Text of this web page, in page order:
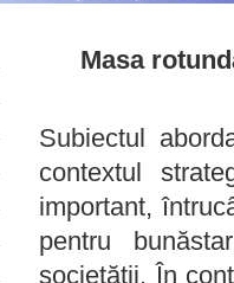
Masa
Subiectul
contextul
important,
pentru
societății. În